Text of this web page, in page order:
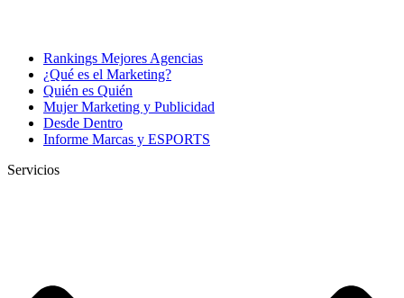
Rankings Mejores Agencias
¿Qué es el Marketing?
Quién es Quién
Mujer Marketing y Publicidad
Desde Dentro
Informe Marcas y ESPORTS
Servicios